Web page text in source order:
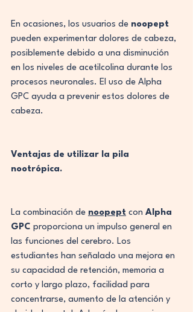
En ocasiones, los usuarios de noopept
pueden experimentar dolores de cabeza,
posiblemente debido a una disminución
en los niveles de acetilcolina durante los
procesos neuronales. El uso de Alpha
GPC ayuda a prevenir estos dolores de
cabeza.
Ventajas de utilizar la pila
nootrópica.
La combinación de noopept con Alpha
GPC proporciona un impulso general en
las funciones del cerebro. Los
estudiantes han señalado una mejora en
su capacidad de retención, memoria a
corto y largo plazo, facilidad para
concentrarse, aumento de la atención y